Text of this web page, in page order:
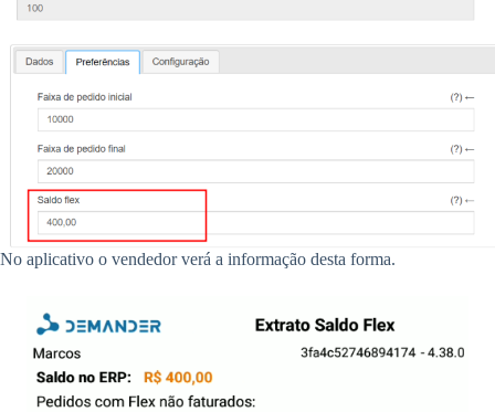
No aplicativo o vendedor verá a informação desta forma.